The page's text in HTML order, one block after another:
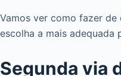
Vamos ver como fazer
escolha a mais adequada
Segunda via